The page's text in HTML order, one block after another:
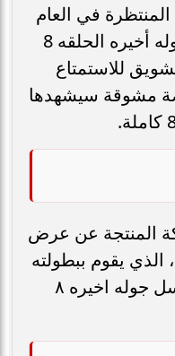
في العام
الجديد، وسيكون مسلسل جوله أخيره الحلقه 8
للاستمتاع
مشوقة سيشهدها
الشركة المنتجة عن عرض
اخيره ٨ كاملة، الذي يقوم ببطولته
الفنان أحمد السقا في مسلسل جوله اخيره ٨